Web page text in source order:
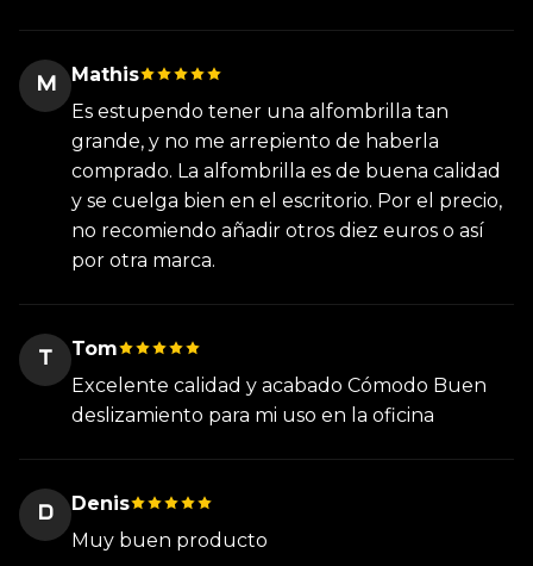
M
Mathis
Es estupendo tener una alfombrilla tan
grande, y no me arrepiento de haberla
comprado. La alfombrilla es de buena calidad
y se cuelga bien en el escritorio. Por el precio,
no recomiendo añadir otros diez euros o así
por otra marca.
T
Tom
Excelente calidad y acabado Cómodo Buen
deslizamiento para mi uso en la oficina
D
Denis
Muy buen producto